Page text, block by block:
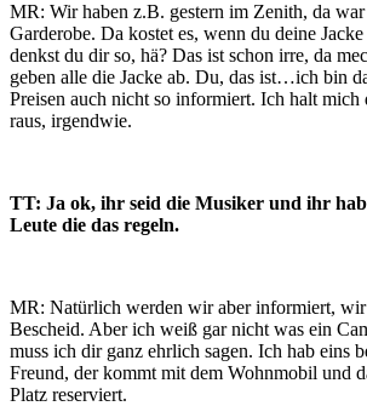
MR: Wir haben z.B. gestern im Zenith, da
Garderobe. Da kostet es, wenn du deine
denkst du dir so, hä? Das ist schon irre, da
geben alle die Jacke ab. Du, das ist…ich bin
Preisen auch nicht so informiert. Ich halt mich
raus, irgendwie.
TT: Ja ok, ihr seid die Musiker und ihr
Leute die das regeln.
MR: Natürlich werden wir aber informiert, wir
Bescheid. Aber ich weiß gar nicht was ein
muss ich dir ganz ehrlich sagen. Ich hab eins
Freund, der kommt mit dem Wohnmobil und
Platz reserviert.